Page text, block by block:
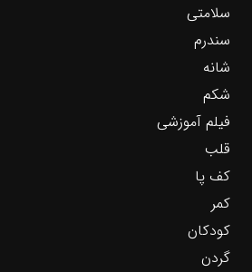
سلامتی
سندرم
شانه
شکم
فیلم آموزشی
قلب
کف پا
کمر
کودکان
گردن